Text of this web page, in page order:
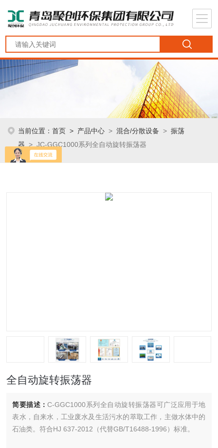
当前位置：首页 > 产品中心 >混合/分散设备 >振荡
器 > JC-GGC1000系列全自动旋转振荡器
全自动旋转振荡器
简要描述：C-GGC1000系列全自动旋转振荡器可广泛应用于地
表水，自来水，工业废水及生活污水的萃取工作，主做水体中的
石油类。符合HJ 637-2012（代替GB/T16488-1996）标准。